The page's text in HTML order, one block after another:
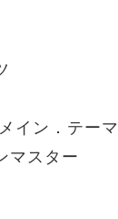
イン．テーマ
マスター